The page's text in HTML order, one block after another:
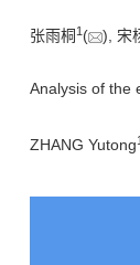
张雨桐 1 ( ), 宋
Analysis of the
ZHANG Yutong1